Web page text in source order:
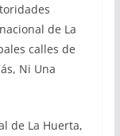
de La
calles de
Ni Una
de La Huerta,